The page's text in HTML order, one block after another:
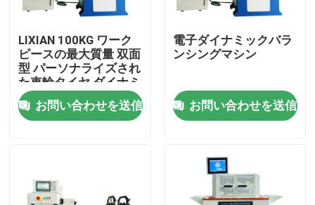
家
VRショー
LIXIAN 100KG ワーク
ピースの最大質量 双面
型 パーソナライズされ
た車輪タイヤ ダイナミ
ックバランスマシン 試
験機器お問い合わせを送信
電子ダイナミックバラ
ンシングマシン
お問い合わせを送信